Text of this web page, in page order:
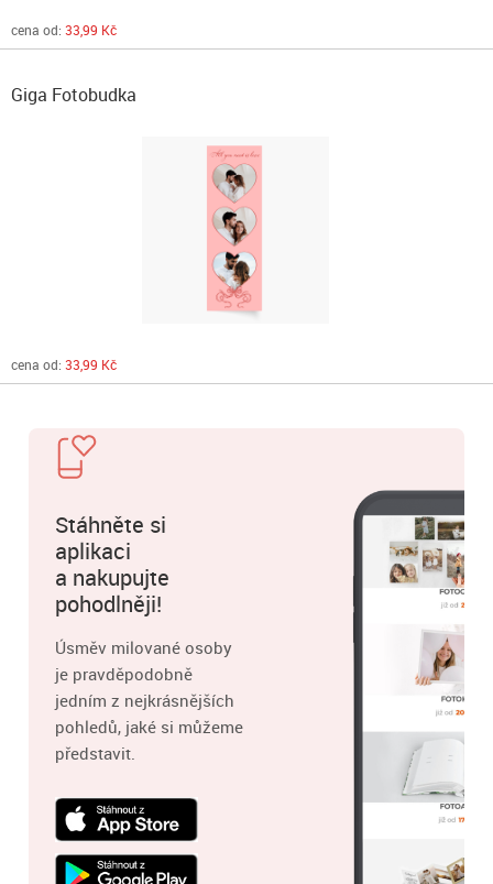
cena od: 33,99 Kč
Giga Fotobudka
cena od: 33,99 Kč
Stáhněte si
aplikaci
a nakupujte
pohodlněji!
Úsměv milované osoby
je pravděpodobně
jedním z nejkrásnějších
pohledů, jaké si můžeme
představit.